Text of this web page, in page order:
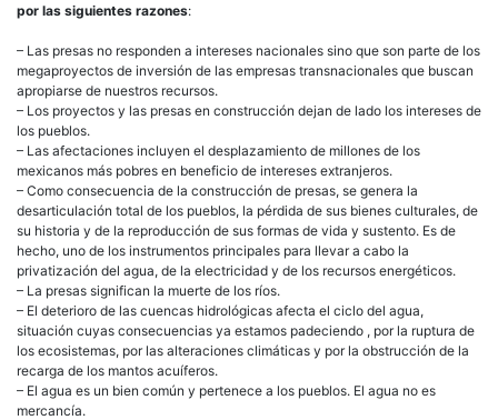
por las siguientes razones:
– Las presas no responden a intereses nacionales sino que son parte de los
megaproyectos de inversión de las empresas transnacionales que buscan
apropiarse de nuestros recursos.
– Los proyectos y las presas en construcción dejan de lado los intereses de
los pueblos.
– Las afectaciones incluyen el desplazamiento de millones de los
mexicanos más pobres en beneficio de intereses extranjeros.
– Como consecuencia de la construcción de presas, se genera la
desarticulación total de los pueblos, la pérdida de sus bienes culturales, de
su historia y de la reproducción de sus formas de vida y sustento. Es de
hecho, uno de los instrumentos principales para llevar a cabo la
privatización del agua, de la electricidad y de los recursos energéticos.
– La presas significan la muerte de los ríos.
– El deterioro de las cuencas hidrológicas afecta el ciclo del agua,
situación cuyas consecuencias ya estamos padeciendo , por la ruptura de
los ecosistemas, por las alteraciones climáticas y por la obstrucción de la
recarga de los mantos acuíferos.
– El agua es un bien común y pertenece a los pueblos. El agua no es
mercancía.